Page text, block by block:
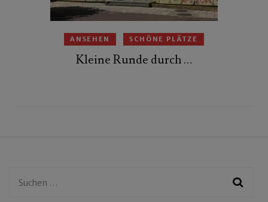
ANSEHEN SCHÖNE PLÄTZE
Kleine Runde durch …
Suchen